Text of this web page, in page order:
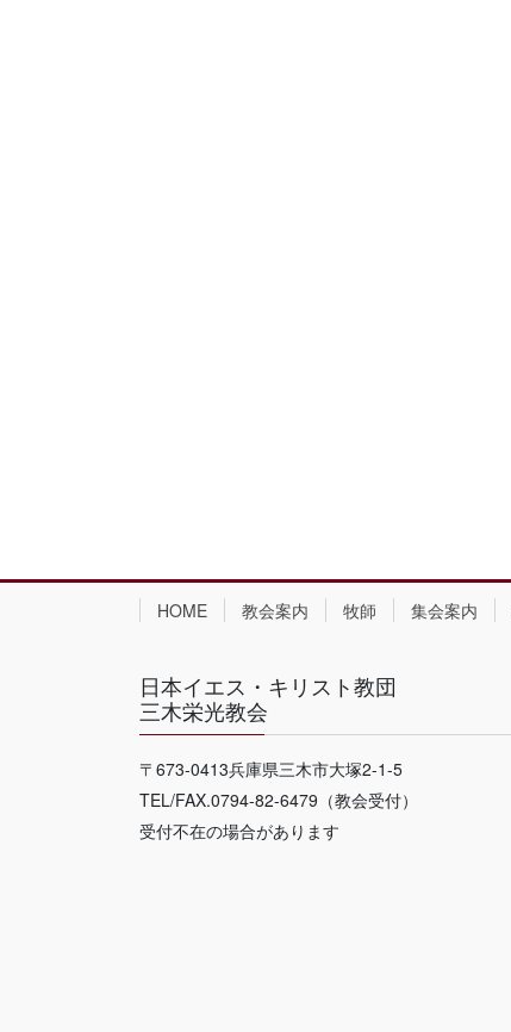
HOME 教会案内 牧師 集会案内
日本イエス・キリスト教団
三木栄光教会
〒673-0413兵庫県三木市大塚2-1-5
TEL/FAX.0794-82-6479（教会受付）
受付不在の場合があります